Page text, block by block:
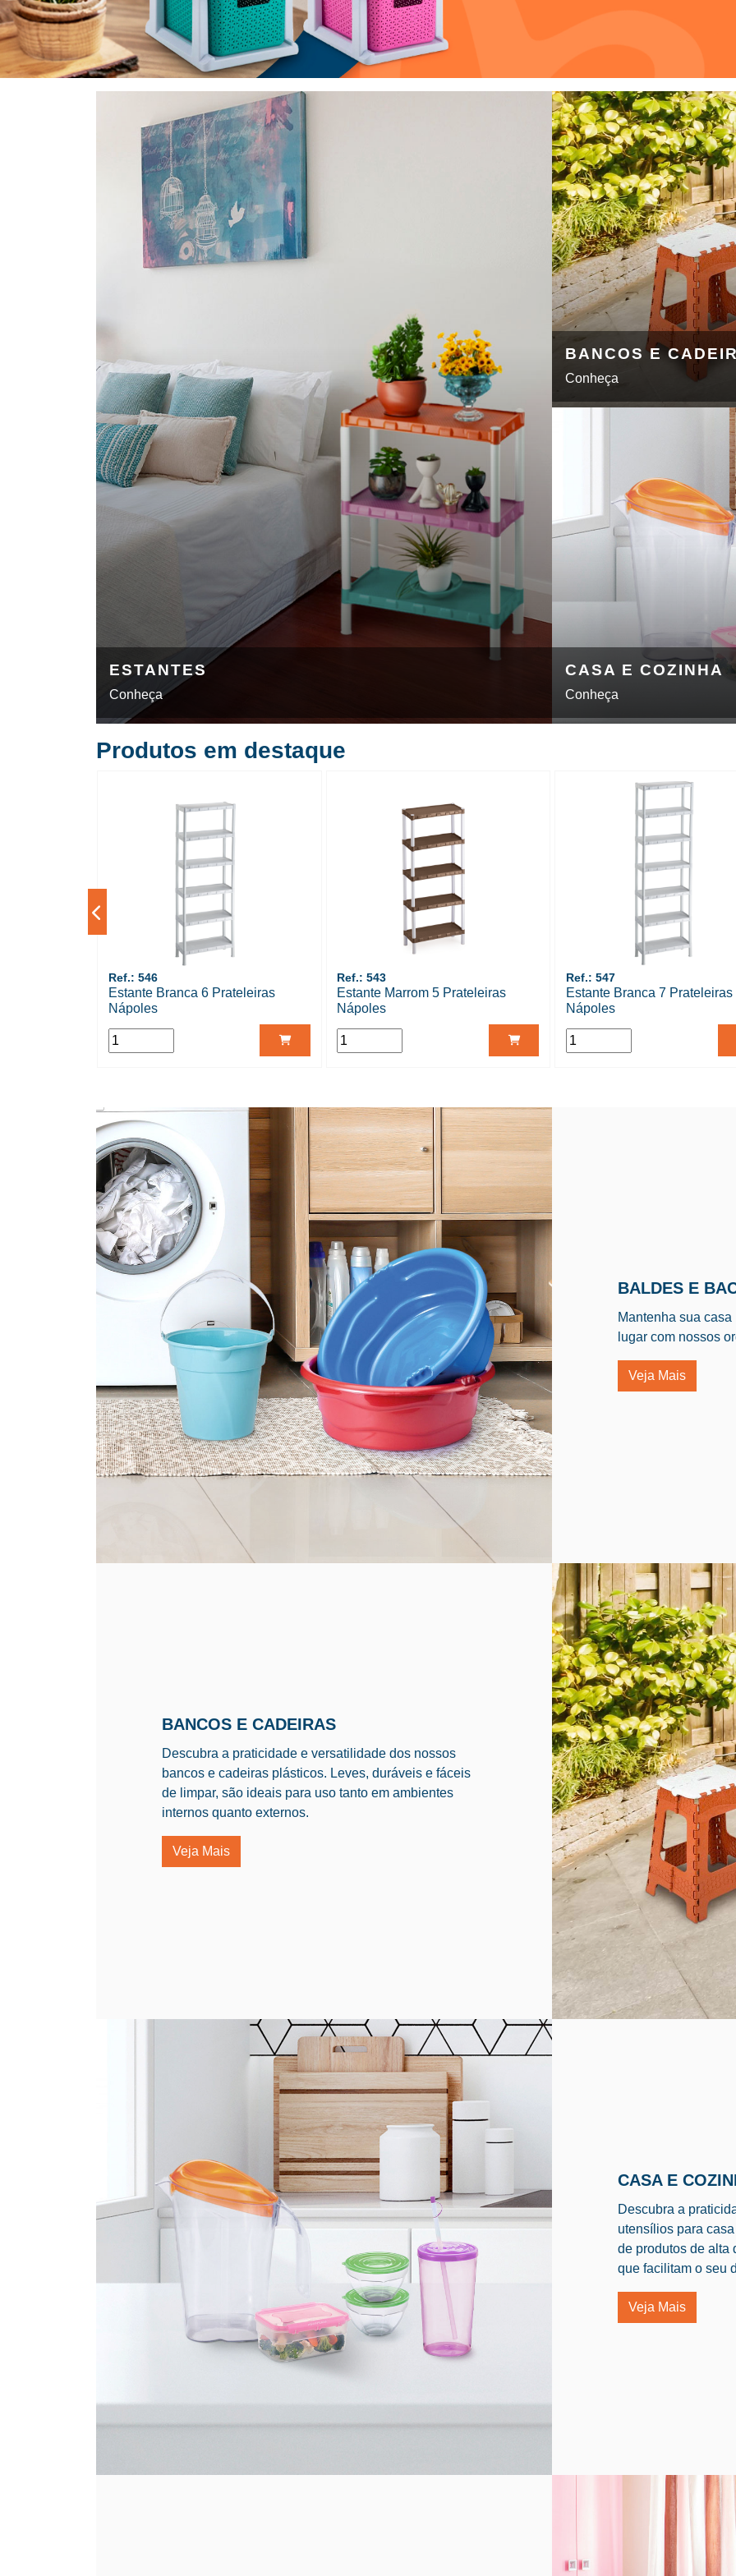
ESTANTES
Conheça
BANCOS E
Conheça
CASA E COZINHA
Conheça
Produtos em destaque
Ref.: 546
Estante Branca 6 Prateleiras
Nápoles
Ref.: 543
Estante Marrom 5 Prateleiras
Nápoles
Ref.: 547
Estante Branca 7 Prateleiras
Nápoles
BALDES E
Mantenha sua
lugar com nossos
Veja Mais
BANCOS E CADEIRAS
Descubra a praticidade e versatilidade dos nossos
bancos e cadeiras plásticos. Leves, duráveis e fáceis
de limpar, são ideais para uso tanto em ambientes
internos quanto externos.
Veja Mais
CASA E
Descubra a
utensílios para
de produtos de alta
que facilitam o seu
Veja Mais